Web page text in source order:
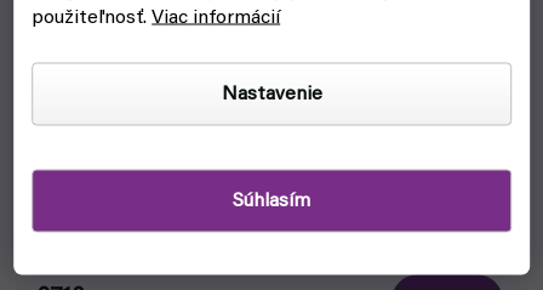
použiteľnosť.Viac informácií
Nastavenie
Súhlasím
Citadiel Small Layer Brush (štetec)